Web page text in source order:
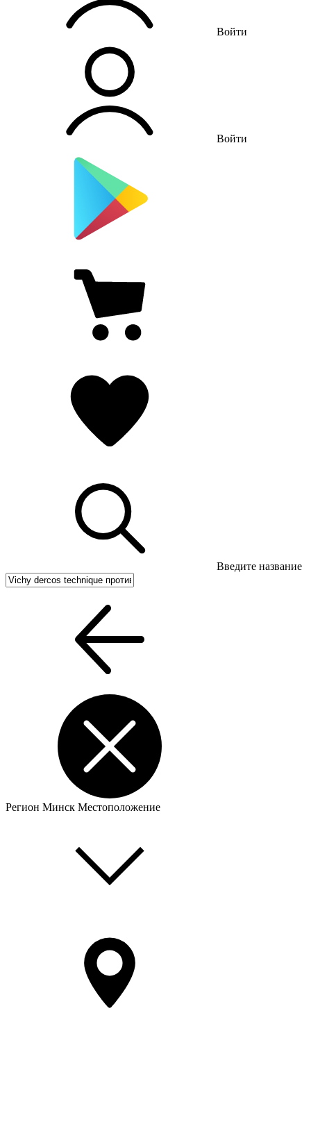
Войти
Войти
Введите название
Регион Минск Местоположение